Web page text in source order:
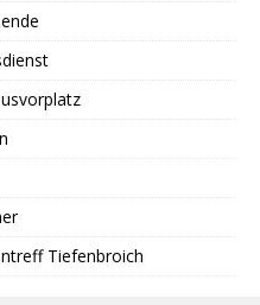
Tiefenbroich